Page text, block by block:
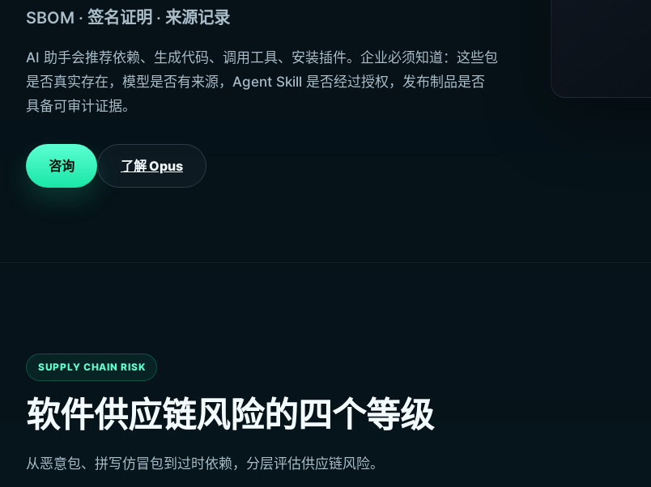
SBOM · 签名证明 · 来源记录
AI 助手会推荐依赖、生成代码、调用工具、安装插件。企业必须知道：这些包
是否真实存在，模型是否有来源，Agent Skill 是否经过授权，发布制品是否
具备可审计证据。
咨询 了解 Opus
SUPPLY CHAIN RISK
软件供应链风险的四个等级
从恶意包、拼写仿冒包到过时依赖，分层评估供应链风险。